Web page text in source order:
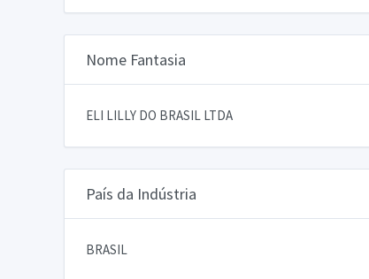
Nome Fantasia
ELI LILLY DO BRASIL LTDA
País da Indústria
BRASIL